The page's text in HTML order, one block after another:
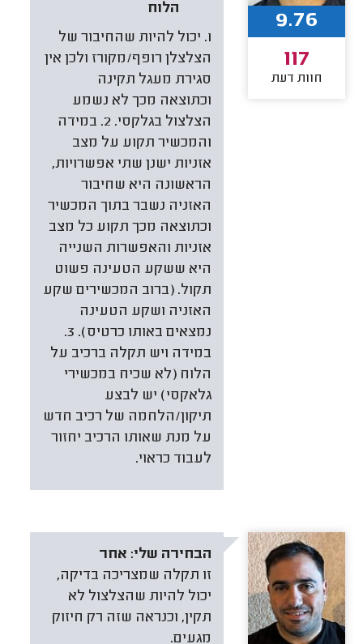
הלוח
1. יכול להיות שהחיבור של
הצלצלן רופף/מקורז ולכן אין
סגירת מעגל תקינה
וכתוצאה מכך לא נשמע
הצלצול בגלקסי. 2. במידה
והמכשיר תקוע על מצב
אזניות ישנן שתי אפשרויות,
הראשונה היא שחיבור
האזניה נשבר בתוך המכשיר
וכתוצאה מכך תקוע כל מצב
אזניות והאפשרות השנייה
היא ששקע הטעינה פשוט
תקול. (ברוב המכשירים שקע
האזניה ושקע הטעינה
נמצאים באותו כרטיס). 3.
במידה ויש תקלה ברכיב על
הלוח (לא שכיח במכשירי
גלאקסי) יש לבצע
תיקון/הלחמה של רכיב חדש
על מנת שאותו הרכיב יחזור
לעבוד כראוי.
9.76
117
חוות דעת
הבחירה שלי: אחר
זו תקלה שמצריכה בדיקה,
יכול להיות שהצלצול לא
תקין, וכנראה שזה רק חיזוק
מגעים.